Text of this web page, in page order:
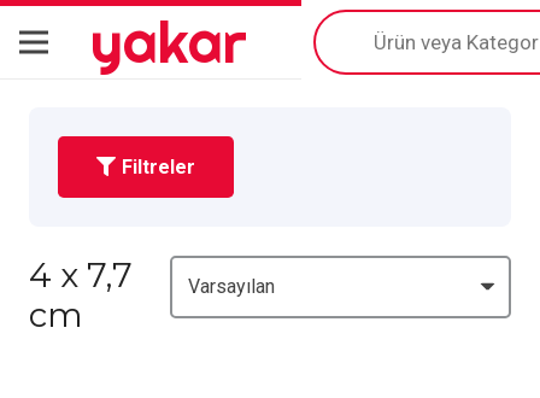
yakar
Products
search
Filtreler
4 x 7,7
cm